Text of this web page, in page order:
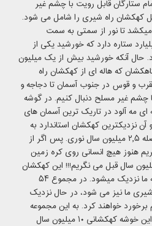
ستارگان قابل رویت با چشم غیر
کهکشان راه شیری را شامل می شود.
تا نور از سمتی به سمت
ستاره دارد که خورشید یکی از
حال آنکه خورشید بیش از یک میلیون
که هاله ای از کهکشان راه
و قوس در جنوب آسمان تا دجاجه و
غیر مسلح دنبال کنیم. در گوشه
ای مه آلود در تاریک ترین آسمان های
نزدیکترین کهکشان استاندارد به
کهکشان راه شیری ماست. با فاصله ۲٫۵ میلیون سال نوری. پس اگر از
هنوز هیچ انسانی روی کره زمین
ندارد. ما به گذشته ۲٫۵ میلیون سال قبل می نگریم!!! این کهکشان
با سرعت ۱۴۰ کیلومتر بر ثانیه به ما نزدیک میشود. در مجموع ۵۴
ما نیز می شود، در حال نزدیک
خواهند کرد. به این مجموعه
خوشه کهکشان محلی میگویند. این خوشه کهکشانی ۱۰ میلیون سال